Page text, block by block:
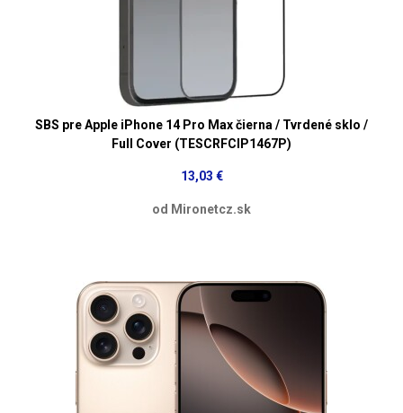
SBS pre Apple iPhone 14 Pro Max čierna / Tvrdené sklo /
Full Cover (TESCRFCIP1467P)
13,03 €
od Mironetcz.sk